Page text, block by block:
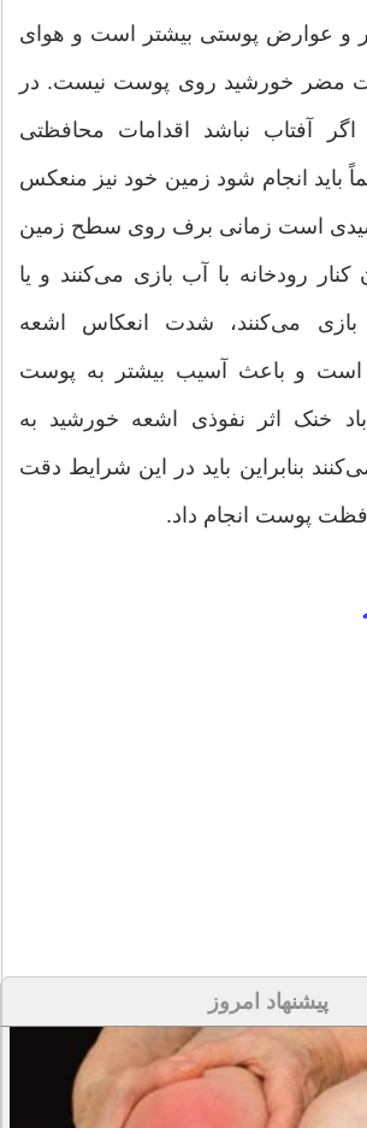
و عوارض پوستی بیشتر است و هوای
مضر خورشید روی پوست نیست. در
آفتاب نباشد اقدامات محافظتی
انجام شود زمین خود نیز منعکس
است زمانی برف روی سطح زمین
رودخانه با آب بازی می‌کنند و یا
می‌کنند، شدت انعکاس اشعه
است و باعث آسیب بیشتر به پوست
خنک اثر نفوذی اشعه خورشید به
بنابراین باید در این شرایط دقت
پوست انجام داد.
پیشنهاد امروز